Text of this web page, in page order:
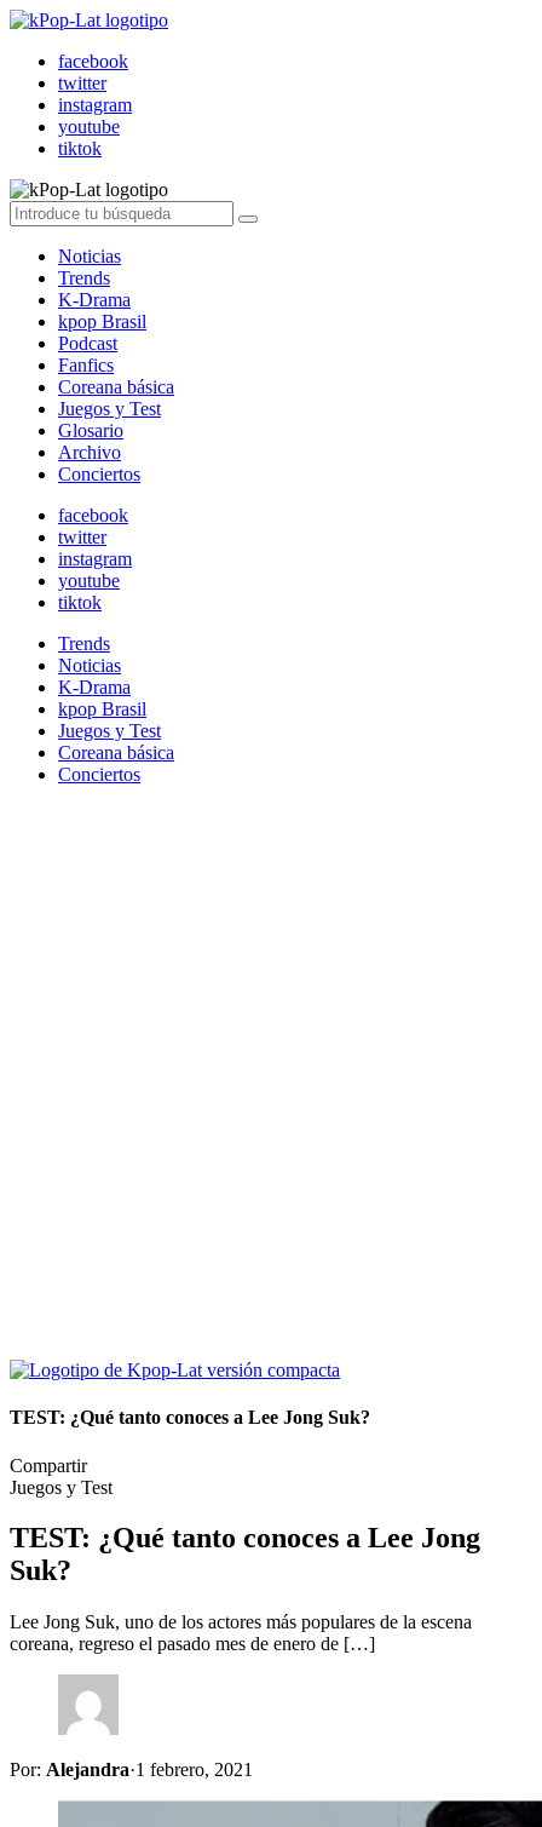
facebook
twitter
instagram
youtube
tiktok
Noticias
Trends
K-Drama
kpop Brasil
Podcast
Fanfics
Coreana básica
Juegos y Test
Glosario
Archivo
Conciertos
facebook
twitter
instagram
youtube
tiktok
Trends
Noticias
K-Drama
kpop Brasil
Juegos y Test
Coreana básica
Conciertos
TEST: ¿Qué tanto conoces a Lee Jong Suk?
Compartir
Juegos y Test
TEST: ¿Qué tanto conoces a Lee Jong
Suk?
Lee Jong Suk, uno de los actores más populares de la escena
coreana, regreso el pasado mes de enero de […]
Por: Alejandra·1 febrero, 2021